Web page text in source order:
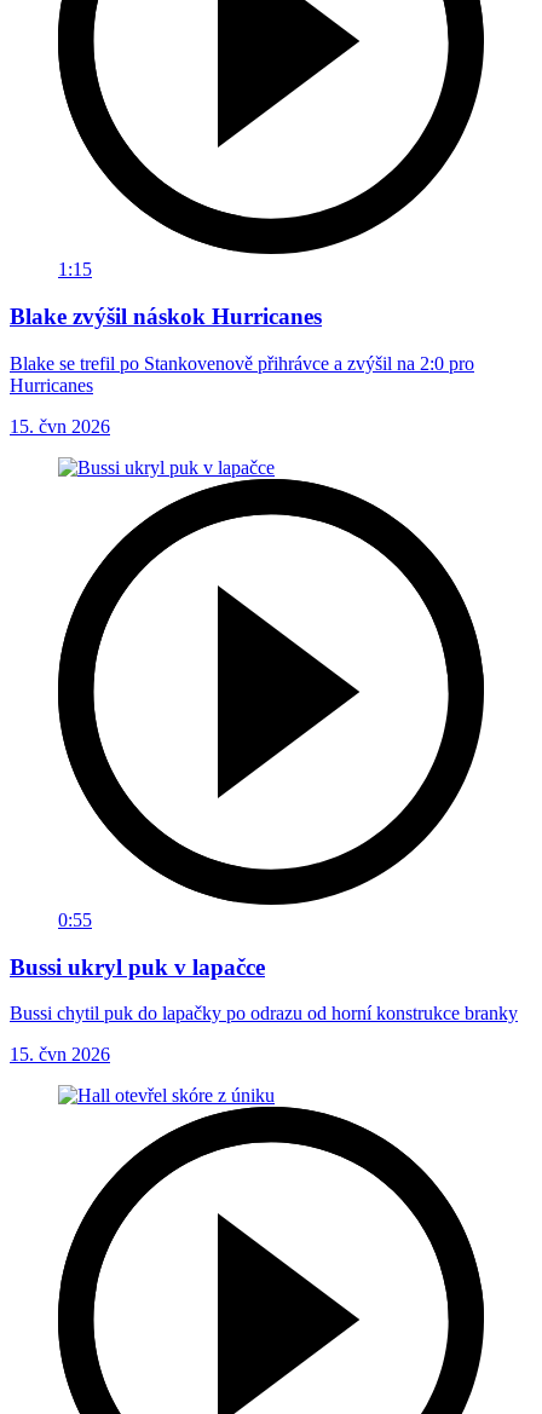
1:15
Blake zvýšil náskok Hurricanes
Blake se trefil po Stankovenově přihrávce a zvýšil na 2:0 pro
Hurricanes
15. čvn 2026
0:55
Bussi ukryl puk v lapačce
Bussi chytil puk do lapačky po odrazu od horní konstrukce branky
15. čvn 2026